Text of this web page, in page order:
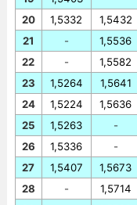
20
21
22
23
24
25
26
27
28
1,5332
-
-
1,5264
1,5224
1,5263
1,5336
1,5407
-
1,5432
1,5536
1,5582
1,5641
1,5636
-
-
1,5673
1,5714